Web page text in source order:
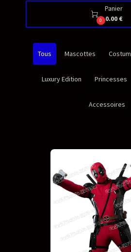

0
Panier
0.00 €
Tous Mascottes
Luxury Edition Princesses
Accessoires